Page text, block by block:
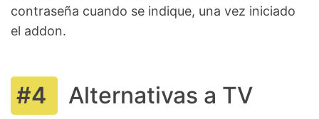
contraseña cuando se indique, una vez iniciado
el addon.
Alternativas a TV